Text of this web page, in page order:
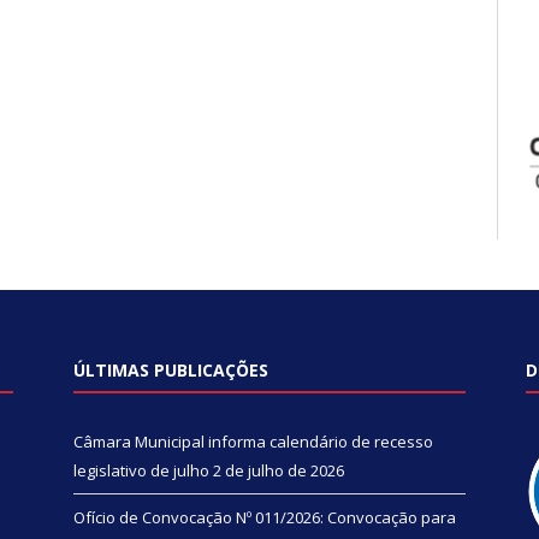
ÚLTIMAS PUBLICAÇÕES
Câmara Municipal informa calendário de recesso
legislativo de julho 2 de julho de 2026
Ofício de Convocação Nº 011/2026: Convocação para